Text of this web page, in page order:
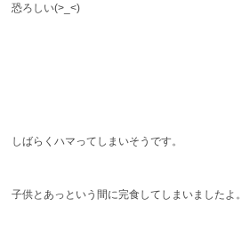
恐ろしい(>_<)
しばらくハマってしまいそうです。
子供とあっという間に完食してしまいましたよ。